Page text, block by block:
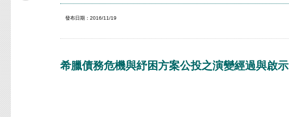
發布日期：2016/11/19
希臘債務危機與紓困方案公投之演變經過與啟示